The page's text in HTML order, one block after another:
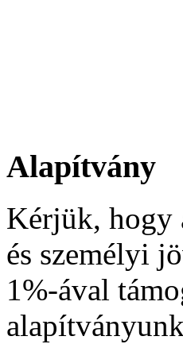
Alapítvány
Kérjük, hogy
és személyi
1%-ával